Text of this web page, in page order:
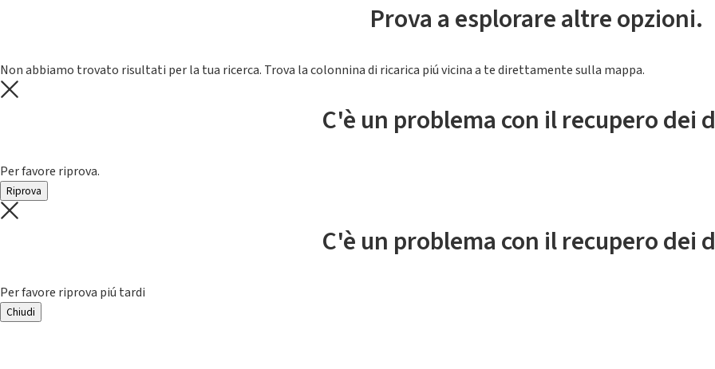
Prova a esplorare altre opzioni.
Non abbiamo trovato risultati per la tua ricerca. Trova la colonnina di ricarica piú vicina a te direttamente sulla mappa.
C'è un problema con il recupero dei
Per favore riprova.
Riprova
C'è un problema con il recupero dei
Per favore riprova piú tardi
Chiudi